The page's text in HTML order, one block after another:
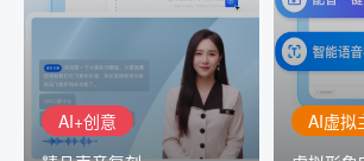
AI+创意
展示窗口，体验 AIGC 给
生活和生产带来的改变
AI虚拟
讯飞智作
创作者